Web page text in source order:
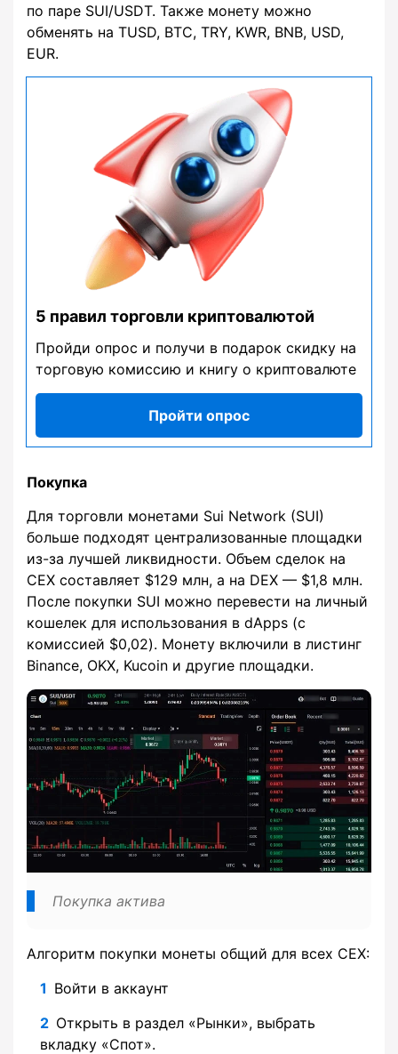
по паре SUI/USDT. Также монету можно
обменять на TUSD, BTC, TRY, KWR, BNB, USD,
EUR.
5 правил торговли криптовалютой
Пройди опрос и получи в подарок скидку на
торговую комиссию и книгу о криптовалюте
Пройти опрос
Покупка
Для торговли монетами Sui Network (SUI)
больше подходят централизованные площадки
из-за лучшей ликвидности. Объем сделок на
CEX составляет $129 млн, а на DEX — $1,8 млн.
После покупки SUI можно перевести на личный
кошелек для использования в dApps (с
комиссией $0,02). Монету включили в листинг
Binance, OKX, Kucoin и другие площадки.
Покупка актива
Алгоритм покупки монеты общий для всех CEX:
Войти в аккаунт
Открыть в раздел «Рынки», выбрать
вкладку «Спот».